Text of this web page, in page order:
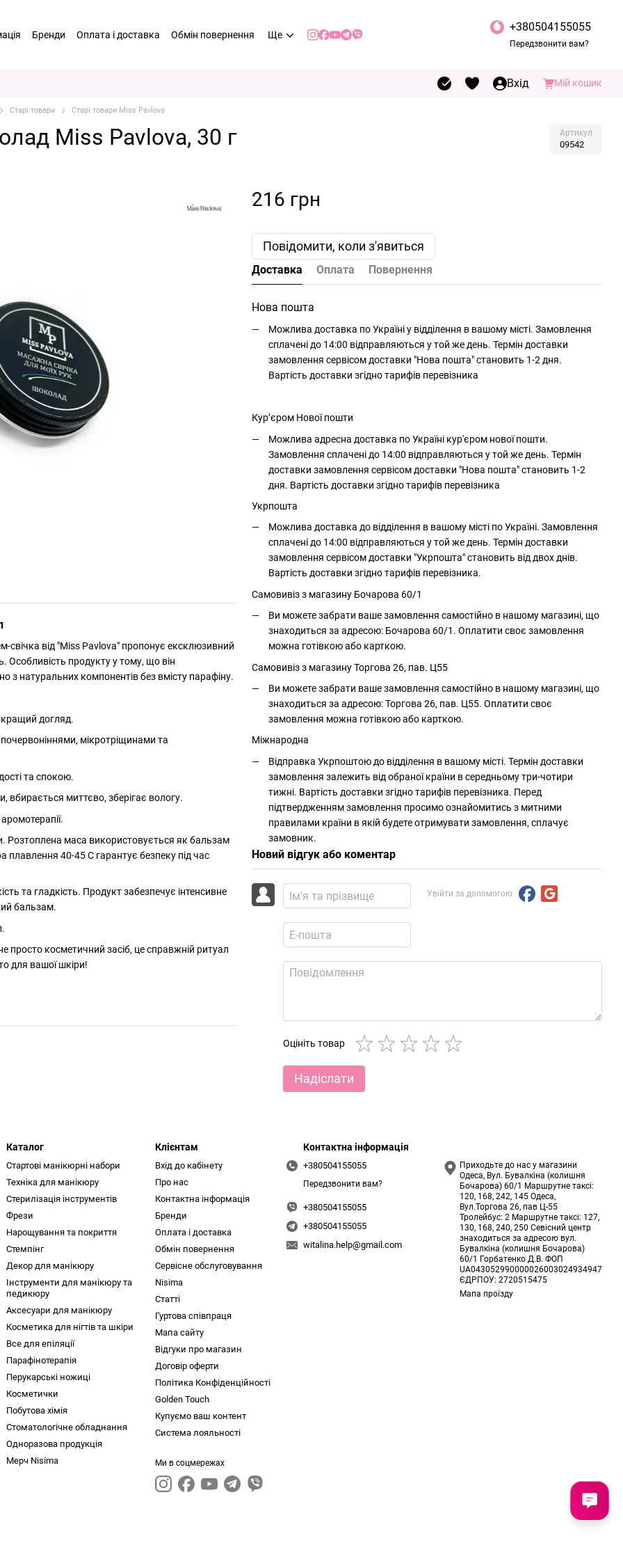
Бренди Оплата і доставка Обмін повернення Ще
+380504155055
Передзвонити вам?
Вхід Мій кошик
Старі товари Старі товари Miss Pavlova
Miss Pavlova, 30 г Артикул
09542
свічка від "Miss Pavlova" пропонує ексклюзивний
Особливість продукту у тому, що він
натуральних компонентів без вмісту парафіну.
догляд.
мікротріщинами та
та спокою.
вбирається миттєво, зберігає вологу.
Розтоплена маса використовується як бальзам
плавлення 40-45 С гарантує безпеку під час
та гладкість. Продукт забезпечує інтенсивне
бальзам.
просто косметичний засіб, це справжній ритуал
для вашої шкіри!
216 грн
Повідомити, коли з'явиться
Доставка Оплата Повернення
Нова пошта
Можлива доставка по Україні у відділення в вашому місті. Замовлення
сплачені до 14:00 відправляються у той же день. Термін доставки
замовлення сервісом доставки "Нова пошта" становить 1-2 дня.
Вартість доставки згідно тарифів перевізника
Кур’єром Нової пошти
Можлива адресна доставка по Україні кур'єром нової пошти.
Замовлення сплачені до 14:00 відправляються у той же день. Термін
доставки замовлення сервісом доставки "Нова пошта" становить 1-2
дня. Вартість доставки згідно тарифів перевізника
Укрпошта
Можлива доставка до відділення в вашому місті по Україні. Замовлення
сплачені до 14:00 відправляються у той же день. Термін доставки
замовлення сервісом доставки "Укрпошта" становить від двох днів.
Вартість доставки згідно тарифів перевізника.
Самовивіз з магазину Бочарова 60/1
Ви можете забрати ваше замовлення самостійно в нашому магазині, що
знаходиться за адресою: Бочарова 60/1. Оплатити своє замовлення
можна готівкою або карткою.
Самовивіз з магазину Торгова 26, пав. Ц55
Ви можете забрати ваше замовлення самостійно в нашому магазині, що
знаходиться за адресою: Торгова 26, пав. Ц55. Оплатити своє
замовлення можна готівкою або карткою.
Міжнародна
Відправка Укрпоштою до відділення в вашому місті. Термін доставки
замовлення залежить від обраної країни в середньому три-чотири
тижні. Вартість доставки згідно тарифів перевізника. Перед
підтвердженням замовлення просимо ознайомитись з митними
правилами країни в якій будете отримувати замовлення, сплачує
замовник.
Новий відгук або коментар
Увійти за допомогою
Оцініть товар
Надіслати
Каталог
Стартові манікюрні набори
Техніка для манікюру
Стерилізація інструментів
Фрези
Нарощування та покриття
Стемпінг
Декор для манікюру
Інструменти для манікюру та
педикюру
Аксесуари для манікюру
Косметика для нігтів та шкіри
Все для епіляції
Парафінотерапія
Перукарські ножиці
Косметички
Побутова хімія
Стоматологічне обладнання
Одноразова продукція
Мерч Nisima
Клієнтам
Вхід до кабінету
Про нас
Контактна інформація
Бренди
Оплата і доставка
Обмін повернення
Сервісне обслуговування
Nisima
Статті
Гуртова співпраця
Мапа сайту
Відгуки про магазин
Договір оферти
Політика Конфіденційності
Golden Touch
Купуємо ваш контент
Система лояльності
Ми в соцмережах
Контактна інформація
+380504155055
Передзвонити вам?
+380504155055
+380504155055
witalina.help@gmail.com
Приходьте до нас у магазини
Одеса, Вул. Бувалкіна (колишня
Бочарова) 60/1 Маршрутне таксі:
120, 168, 242, 145 Одеса,
Вул.Торгова 26, пав Ц-55
Тролейбус: 2 Маршрутне таксі: 127,
130, 168, 240, 250 Севісний центр
знаходиться за адресою вул.
Бувалкіна (колишня Бочарова)
60/1 Горбатенко Д.В. ФОП
UA043052990000026003024934947
ЄДРПОУ: 2720515475
Мапа проїзду